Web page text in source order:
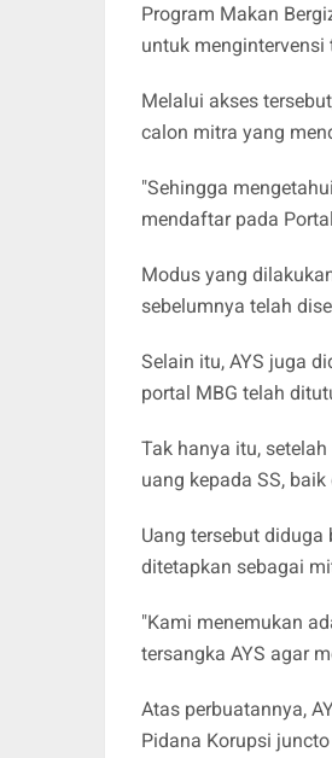
Program Makan
untuk
Melalui akses
calon mitra yang
"Sehingga
mendaftar pada
Modus yang
sebelumnya telah
Selain itu, AYS juga
portal MBG telah
Tak hanya itu,
uang kepada SS,
Uang tersebut
ditetapkan sebagai
"Kami menemukan
tersangka AYS agar
Atas perbuatannya,
Pidana Korupsi